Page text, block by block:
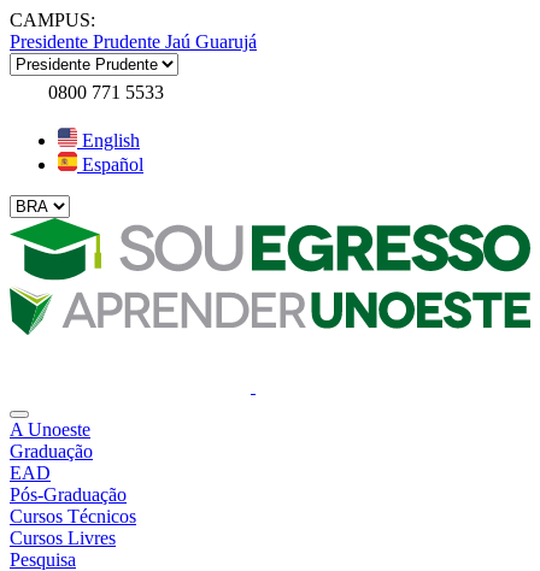
CAMPUS:
Presidente Prudente Jaú Guarujá
0800 771 5533
English
Español
A Unoeste
Graduação
EAD
Pós-Graduação
Cursos Técnicos
Cursos Livres
Pesquisa